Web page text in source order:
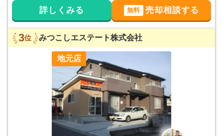
詳しくみる 無料 売却相談する
3位 みつこしエステート株式会社
地元店